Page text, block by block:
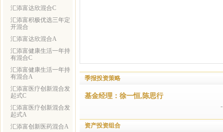
汇添富达欣混合C
汇添富积极优选三年定
开混合
汇添富达欣混合A
汇添富健康生活一年持
有混合C
汇添富健康生活一年持
有混合A
汇添富医疗创新混合发
起式C
汇添富医疗创新混合发
起式A
汇添富创新医药混合A
季报投资策略
基金经理：徐一恒,陈思行
资产投资组合